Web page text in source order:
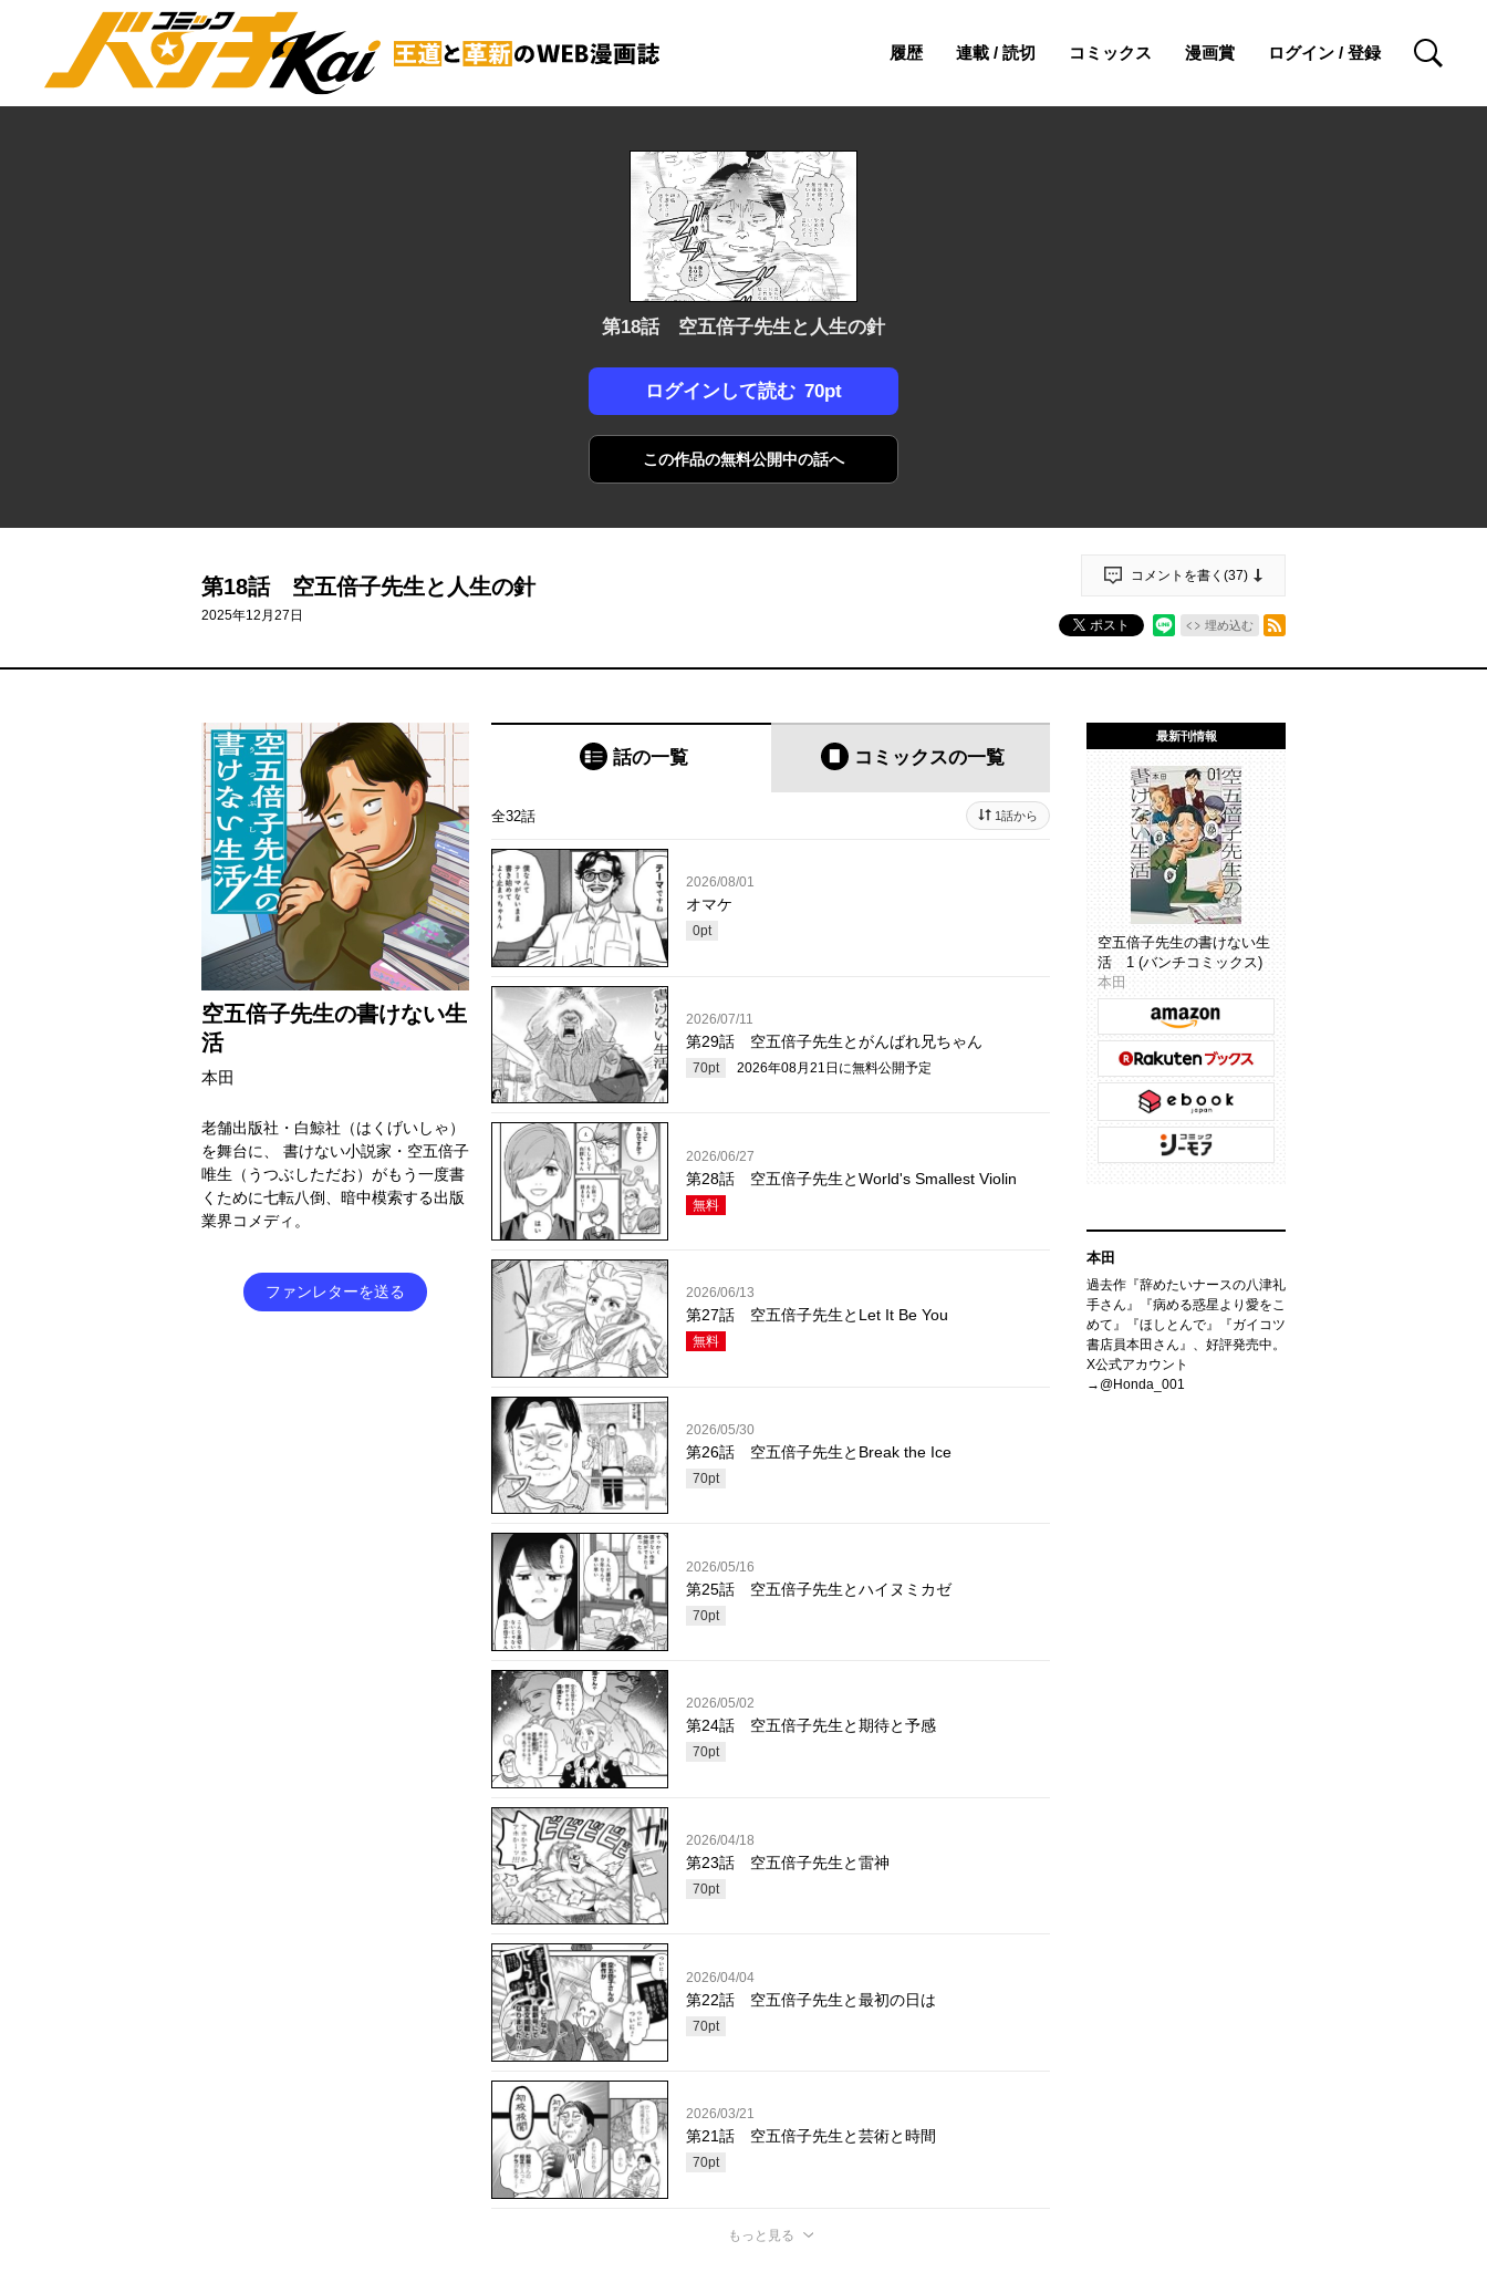
履歴 連載 / 読切 コミックス 漫画賞 ログイン / 登録 検索
第18話 空五倍子先生と人生の針
ログインして読む 70pt
この作品の無料公開中の話へ
第18話 空五倍子先生と人生の針
2025年12月27日
コメントを書く(37)
ポスト 埋め込む
空五倍子先生の書けない生
活
本田
老舗出版社・白鯨社（はくげいしゃ）
を舞台に、 書けない小説家・空五倍子
唯生（うつぶしただお）がもう一度書
くために七転八倒、暗中模索する出版
業界コメディ。
ファンレターを送る
話の一覧 コミックスの一覧
全32話 1話から
2026/08/01
オマケ
0pt
2026/07/11
第29話 空五倍子先生とがんばれ兄ちゃん
70pt 2026年08月21日 に無料公開予定
2026/06/27
第28話 空五倍子先生とWorld's Smallest Violin
無料
2026/06/13
第27話 空五倍子先生とLet It Be You
無料
2026/05/30
第26話 空五倍子先生とBreak the Ice
70pt
2026/05/16
第25話 空五倍子先生とハイヌミカゼ
70pt
2026/05/02
第24話 空五倍子先生と期待と予感
70pt
2026/04/18
第23話 空五倍子先生と雷神
70pt
2026/04/04
第22話 空五倍子先生と最初の日は
70pt
2026/03/21
第21話 空五倍子先生と芸術と時間
70pt
もっと見る
最新刊情報
空五倍子先生の書けない生
活 1 (バンチコミックス)
本田
本田
過去作『辞めたいナースの八津礼
手さん』『病める惑星より愛をこ
めて』『ほしとんで』『ガイコツ
書店員本田さん』、好評発売中。
X公式アカウント
→@Honda_001